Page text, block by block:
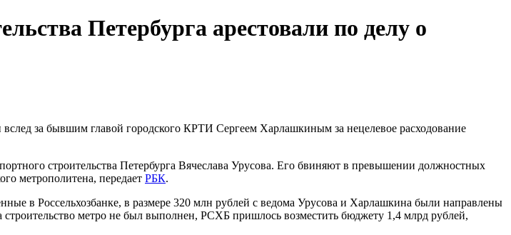
Петербурга арестовали по делу о
вслед за бывшим главой городского КРТИ Сергеем Харлашкиным за нецелевое расходование
строительства Петербурга Вячеслава Урусова. Его бвиняют в превышении должностных
метрополитена, передает РБК.
в Россельхозбанке, в размере 320 млн рублей с ведома Урусова и Харлашкина были направлены
метро не был выполнен, РСХБ пришлось возместить бюджету 1,4 млрд рублей,